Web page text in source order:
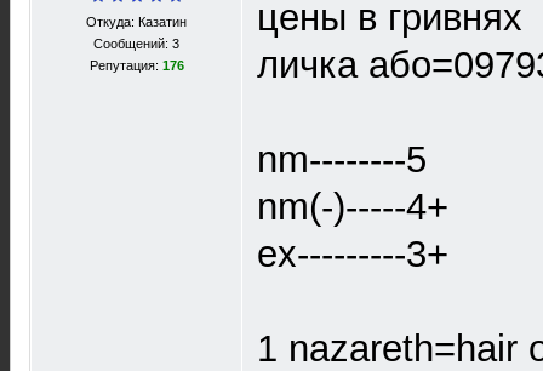
Откуда: Казатин
Сообщений: 3
Репутация: 176
цены в гривнях
личка
nm--------5
nm(-)-----4+
ex---------3+
1 nazareth=hair